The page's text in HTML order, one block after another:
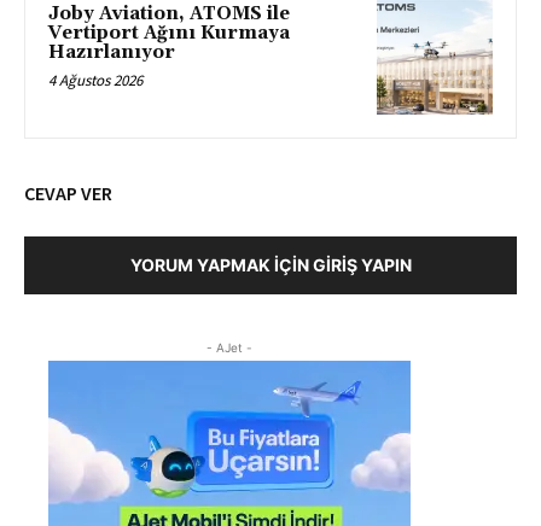
Joby Aviation, ATOMS ile
Vertiport Ağını Kurmaya
Hazırlanıyor
4 Ağustos 2026
CEVAP VER
YORUM YAPMAK İÇIN GIRIŞ YAPIN
- AJet -